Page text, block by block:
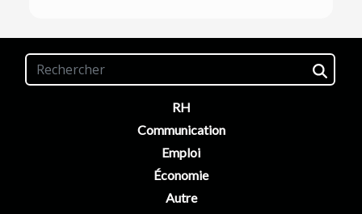
RH
Communication
Emploi
Économie
Autre